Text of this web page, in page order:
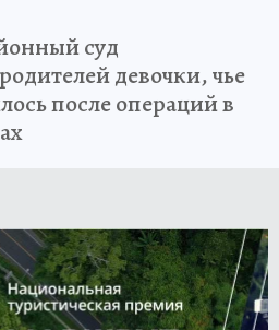
суд
девочки, чье
после операций в